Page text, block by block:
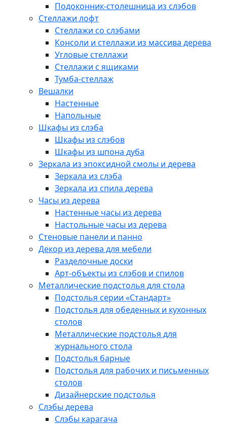
Подоконник-столешница из слэбов
Стеллажи лофт
Стеллажи со слэбами
Консоли и стеллажи из массива дерева
Угловые стеллажи
Стеллажи с ящиками
Тумба-стеллаж
Вешалки
Настенные
Напольные
Шкафы из слэба
Шкафы из слэбов
Шкафы из шпона дуба
Зеркала из эпоксидной смолы и дерева
Зеркала из слэба
Зеркала из спила дерева
Часы из дерева
Настенные часы из дерева
Настольные часы из дерева
Стеновые панели и панно
Декор из дерева для мебели
Разделочные доски
Арт-объекты из слэбов и спилов
Металлические подстолья для стола
Подстолья серии «Стандарт»
Подстолья для обеденных и кухонных
столов
Металлические подстолья для
журнального стола
Подстолья барные
Подстолья для рабочих и письменных
столов
Дизайнерские подстолья
Слэбы дерева
Слэбы карагача